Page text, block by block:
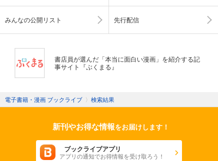
みんなの公開リスト 先行配信
書店員が選んだ「本当に面白い漫画」を紹介する記
事サイト『ぶくまる』
電子書籍・漫画 ブックライブ 〉 検索結果
新刊やお得な情報をお届けします！
ブックライブアプリ
アプリの通知でお得情報を受け取ろう！